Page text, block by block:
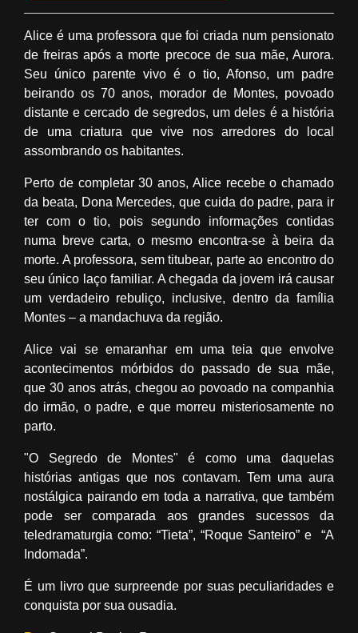
Alice é uma professora que foi criada num pensionato
de freiras após a morte precoce de sua mãe, Aurora.
Seu único parente vivo é o tio, Afonso, um padre
beirando os 70 anos, morador de Montes, povoado
distante e cercado de segredos, um deles é a história
de uma criatura que vive nos arredores do local
assombrando os habitantes.
Perto de completar 30 anos, Alice recebe o chamado
da beata, Dona Mercedes, que cuida do padre, para ir
ter com o tio, pois segundo informações contidas
numa breve carta, o mesmo encontra-se à beira da
morte. A professora, sem titubear, parte ao encontro do
seu único laço familiar. A chegada da jovem irá causar
um verdadeiro rebuliço, inclusive, dentro da família
Montes – a mandachuva da região.
Alice vai se emaranhar em uma teia que envolve
acontecimentos mórbidos do passado de sua mãe,
que 30 anos atrás, chegou ao povoado na companhia
do irmão, o padre, e que morreu misteriosamente no
parto.
"O Segredo de Montes" é como uma daquelas
histórias antigas que nos contavam. Tem uma aura
nostálgica pairando em toda a narrativa, que também
pode ser comparada aos grandes sucessos da
teledramaturgia como: “Tieta”, “Roque Santeiro” e “A
Indomada”.
É um livro que surpreende por suas peculiaridades e
conquista por sua ousadia.